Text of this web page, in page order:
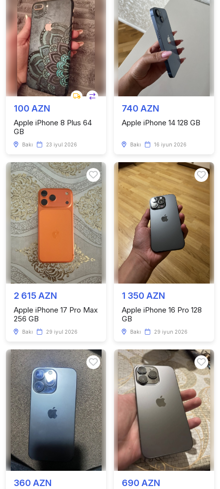
100 AZN
Apple iPhone 8 Plus 64
GB
Bakı 23 iyul 2026
740 AZN
Apple iPhone 14 128 GB
Bakı 16 iyun 2026
2 615 AZN
Apple iPhone 17 Pro Max
256 GB
Bakı 29 iyul 2026
1 350 AZN
Apple iPhone 16 Pro 128
GB
Bakı 29 iyun 2026
360 AZN 690 AZN